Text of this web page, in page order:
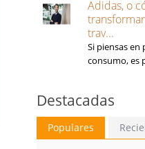
Adidas, o
trav...
Si piensas
consumo, es
Destacadas
Populares